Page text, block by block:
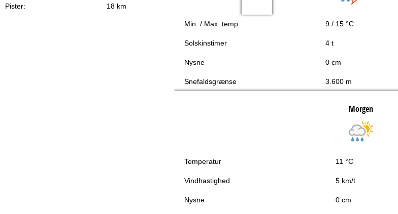
Pister: 18 km
Min. / Max. temp. 9 / 15 °C
Solskinstimer 4 t
Nysne 0 cm
Snefaldsgrænse 3.600 m
Morgen
Temperatur 11 °C
Vindhastighed 5 km/t
Nysne 0 cm